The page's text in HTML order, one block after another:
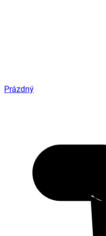
Prázdný